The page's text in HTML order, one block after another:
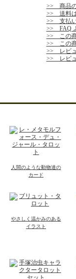
>> 商品
>> 送料
>> 支払
>> FAQ
>> この商
>> この
>> レビ
>> レビ
人間のような動物達の
カード
やさしく温かみのある
イラスト